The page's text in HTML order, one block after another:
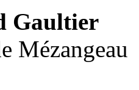
Gaultier
Mézangeau